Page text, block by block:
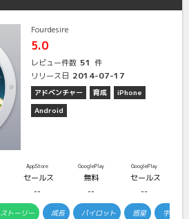
Fourdesire
5.0
レビュー件数 51 件
リリース日 2014-07-17
アドベンチャー 育成
iPhone
Android
AppStore
セールス
--
GooglePlay
無料
--
GooglePlay
セールス
--
ストーリー 成長 パイロット 惑星
宇